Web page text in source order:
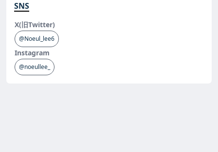
SNS
X(旧Twitter)
@Noeul_lee6
Instagram
@noeullee_